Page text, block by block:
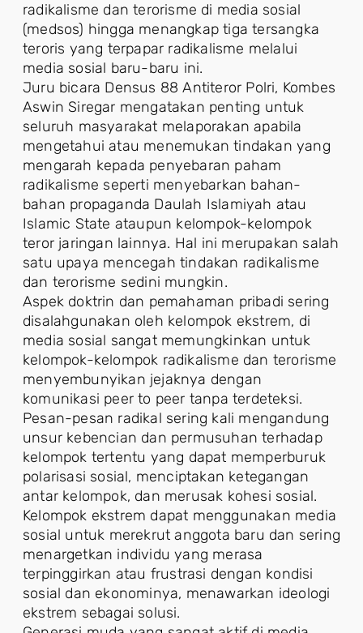
radikalisme dan terorisme di media sosial
(medsos) hingga menangkap tiga tersangka
teroris yang terpapar radikalisme melalui
media sosial baru-baru ini.
Juru bicara Densus 88 Antiteror Polri, Kombes
Aswin Siregar mengatakan penting untuk
seluruh masyarakat melaporakan apabila
mengetahui atau menemukan tindakan yang
mengarah kepada penyebaran paham
radikalisme seperti menyebarkan bahan-
bahan propaganda Daulah Islamiyah atau
Islamic State ataupun kelompok-kelompok
teror jaringan lainnya. Hal ini merupakan salah
satu upaya mencegah tindakan radikalisme
dan terorisme sedini mungkin.
Aspek doktrin dan pemahaman pribadi sering
disalahgunakan oleh kelompok ekstrem, di
media sosial sangat memungkinkan untuk
kelompok-kelompok radikalisme dan terorisme
menyembunyikan jejaknya dengan
komunikasi peer to peer tanpa terdeteksi.
Pesan-pesan radikal sering kali mengandung
unsur kebencian dan permusuhan terhadap
kelompok tertentu yang dapat memperburuk
polarisasi sosial, menciptakan ketegangan
antar kelompok, dan merusak kohesi sosial.
Kelompok ekstrem dapat menggunakan media
sosial untuk merekrut anggota baru dan sering
menargetkan individu yang merasa
terpinggirkan atau frustrasi dengan kondisi
sosial dan ekonominya, menawarkan ideologi
ekstrem sebagai solusi.